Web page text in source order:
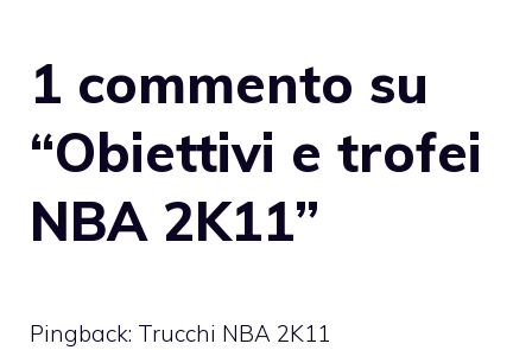
1 commento su
“Obiettivi e trofei
NBA 2K11”
Pingback: Trucchi NBA 2K11